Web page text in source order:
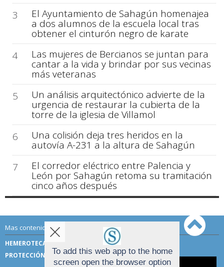
3
El Ayuntamiento de Sahagún homenajea
a dos alumnos de la escuela local tras
obtener el cinturón negro de karate
4
Las mujeres de Bercianos se juntan para
cantar a la vida y brindar por sus vecinas
más veteranas
5
Un análisis arquitectónico advierte de la
urgencia de restaurar la cubierta de la
torre de la iglesia de Villamol
6
Una colisión deja tres heridos en la
autovía A-231 a la altura de Sahagún
7
El corredor eléctrico entre Palencia y
León por Sahagún retoma su tramitación
cinco años después
Mas contenido de Sahagún Digital:
HEMEROTECA
TÉRMINOS DE USO
PROTECCIÓN DE DATOSTo add this web app to the home
screen open the browser option